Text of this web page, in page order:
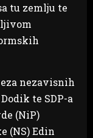
tu zemlju te
nezavisnih
te SDP-a
(NiP)
(NS) Edin